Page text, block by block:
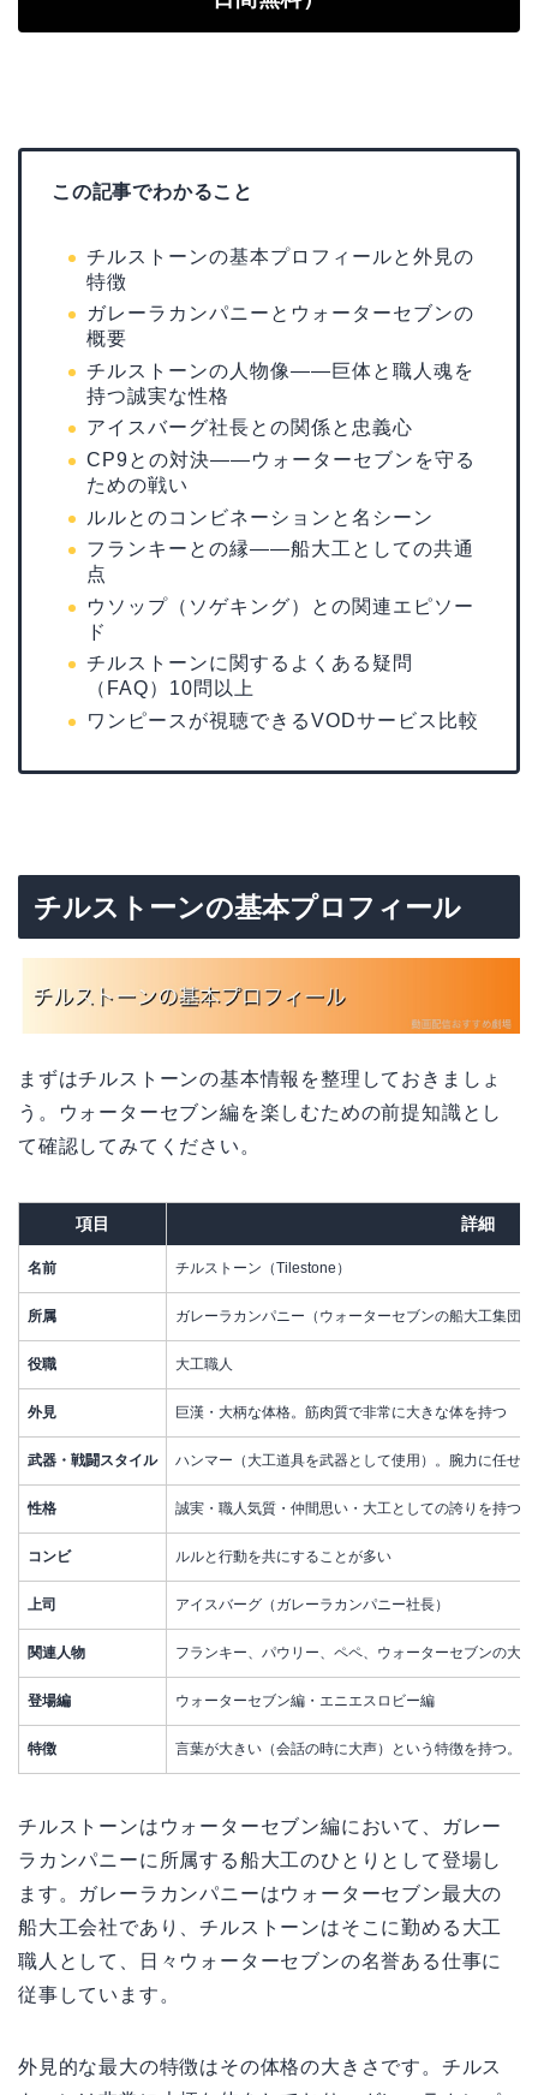
この記事でわかること
チルストーンの基本プロフィールと外見の
特徴
ガレーラカンパニーとウォーターセブンの
概要
チルストーンの人物像——巨体と職人魂を
持つ誠実な性格
アイスバーグ社長との関係と忠義心
CP9との対決——ウォーターセブンを守る
ための戦い
ルルとのコンビネーションと名シーン
フランキーとの縁——船大工としての共通
点
ウソップ（ソゲキング）との関連エピソー
ド
チルストーンに関するよくある疑問
（FAQ）10問以上
ワンピースが視聴できるVODサービス比較
チルストーンの基本プロフィール
まずはチルストーンの基本情報を整理しておきましょ
う。ウォーターセブン編を楽しむための前提知識とし
て確認してみてください。
項目 詳細
名前 チルストーン（Tilestone）
所属 ガレーラカンパニー（ウォーターセブンの船大工集団）
役職 大工職人
外見 巨漢・大柄な体格。筋肉質で非常に大きな体を持つ
武器・戦闘スタイル ハンマー（大工道具を武器として使用）。腕力に任せ
性格 誠実・職人気質・仲間思い・大工としての誇りを持つ
コンビ ルルと行動を共にすることが多い
上司 アイスバーグ（ガレーラカンパニー社長）
関連人物 フランキー、パウリー、ペペ、ウォーターセブンの大
登場編 ウォーターセブン編・エニエスロビー編
特徴 言葉が大きい（会話の時に大声）という特徴を持つ。
チルストーンはウォーターセブン編において、ガレー
ラカンパニーに所属する船大工のひとりとして登場し
ます。ガレーラカンパニーはウォーターセブン最大の
船大工会社であり、チルストーンはそこに勤める大工
職人として、日々ウォーターセブンの名誉ある仕事に
従事しています。
外見的な最大の特徴はその体格の大きさです。チルス